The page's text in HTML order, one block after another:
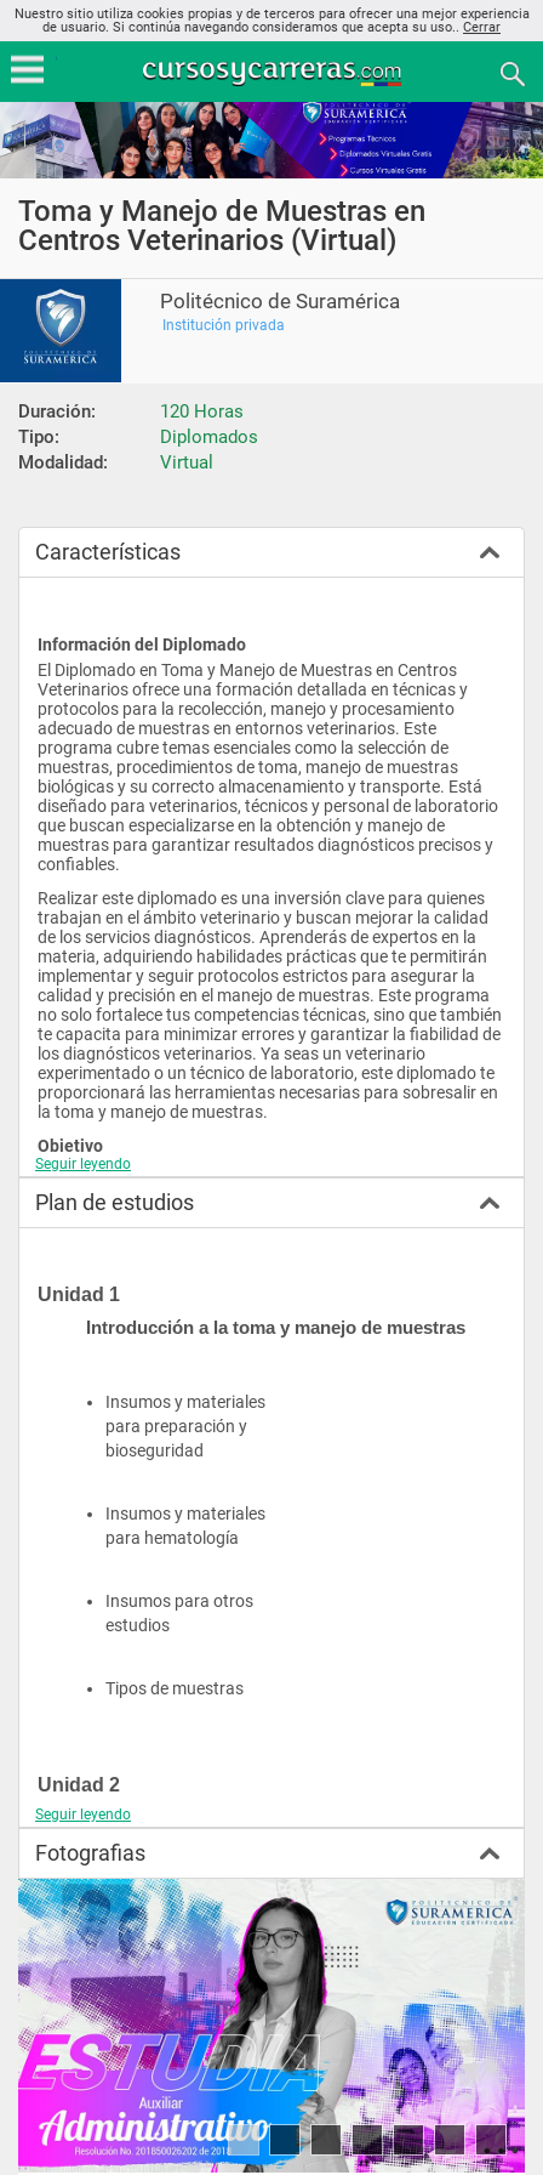
Nuestro sitio utiliza cookies propias y de terceros para ofrecer una mejor experiencia
de usuario. Si continúa navegando consideramos que acepta su uso.. Cerrar
Toma y Manejo de Muestras en
Centros Veterinarios (Virtual)
Politécnico de Suramérica
Institución privada
Duración:
120 Horas
Tipo:
Diplomados
Modalidad:
Virtual
Características
Información del Diplomado
El Diplomado en Toma y Manejo de Muestras en Centros
Veterinarios ofrece una formación detallada en técnicas y
protocolos para la recolección, manejo y procesamiento
adecuado de muestras en entornos veterinarios. Este
programa cubre temas esenciales como la selección de
muestras, procedimientos de toma, manejo de muestras
biológicas y su correcto almacenamiento y transporte. Está
diseñado para veterinarios, técnicos y personal de laboratorio
que buscan especializarse en la obtención y manejo de
muestras para garantizar resultados diagnósticos precisos y
confiables.
Realizar este diplomado es una inversión clave para quienes
trabajan en el ámbito veterinario y buscan mejorar la calidad
de los servicios diagnósticos. Aprenderás de expertos en la
materia, adquiriendo habilidades prácticas que te permitirán
implementar y seguir protocolos estrictos para asegurar la
calidad y precisión en el manejo de muestras. Este programa
no solo fortalece tus competencias técnicas, sino que también
te capacita para minimizar errores y garantizar la fiabilidad de
los diagnósticos veterinarios. Ya seas un veterinario
experimentado o un técnico de laboratorio, este diplomado te
proporcionará las herramientas necesarias para sobresalir en
la toma y manejo de muestras.
Objetivo
La toma y manejo de muestras biológicas son esenciales para
diagnósticos veterinarios precisos, pero existe una brecha en
la formación de profesionales en esta área. Este diplomado
ofrece a estudiantes y auxiliares veterinarios las habilidades
Seguir leyendo
Plan de estudios
Unidad 1
Introducción a la toma y manejo de muestras
Insumos y materiales
para preparación y
bioseguridad
Insumos y materiales
para hematología
Insumos para otros
estudios
Tipos de muestras
Unidad 2
Preparación y toma de muestras
Preparación del paciente
Recomendaciones para
la toma de muestras
Hematología
Frotis sanguíneo
Materia fecal
Seguir leyendo
Fotografias